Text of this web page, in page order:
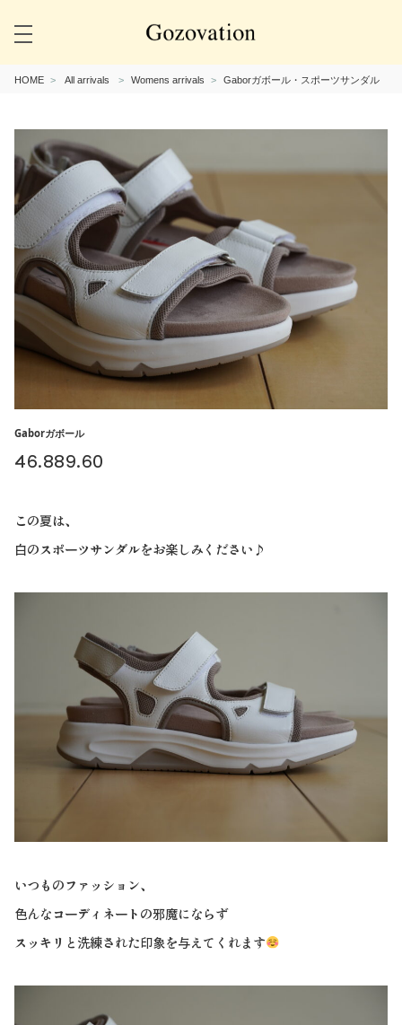
HOME All arrivals Womens arrivals Gaborガボール・スポーツサンダル
Gaborガボール
46.889.60
この夏は、
白のスポーツサンダルをお楽しみください♪
いつものファッション、
色んなコーディネートの邪魔にならず
スッキリと洗練された印象を与えてくれます